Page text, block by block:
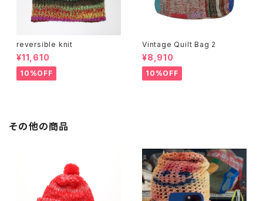
reversible knit
¥11,610
10%OFF
Vintage Quilt Bag 2
¥8,910
10%OFF
その他の商品